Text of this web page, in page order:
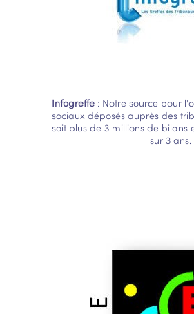
Infogreffe : Notre source pour
sociaux déposés auprès des
soit plus de 3 millions de bilans
sur 3 ans.